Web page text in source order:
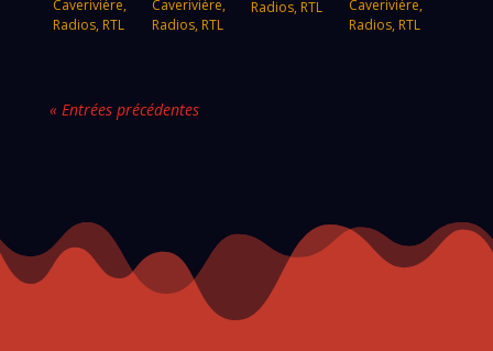
Caverivière,
Radios, RTL
Caverivière,
Radios, RTL
Radios, RTL
Caverivière,
Radios, RTL
« Entrées précédentes